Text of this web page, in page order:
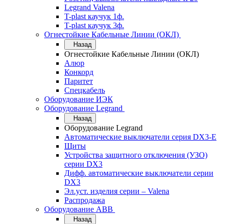
Legrand Valena
T-plast каучук 1ф.
T-plast каучук 3ф.
Огнестойкие Кабельные Линии (ОКЛ)
Назад
Огнестойкие Кабельные Линии (ОКЛ)
Алюр
Конкорд
Паритет
Спецкабель
Оборудование ИЭК
Оборудование Legrand
Назад
Оборудование Legrand
Автоматические выключатели серия DX3-E
Щиты
Устройства защитного отключения (УЗО)
серии DX3
Дифф. автоматические выключатели серии
DX3
Эл.уст. изделия серии – Valena
Распродажа
Оборудование АВВ
Назад